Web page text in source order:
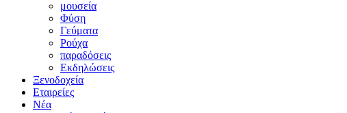
μουσεία
Φύση
Γεύματα
Ρούχα
παραδόσεις
Εκδηλώσεις
Ξενοδοχεία
Εταιρείες
Νέα